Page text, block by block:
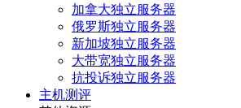
加拿大独立服务器
俄罗斯独立服务器
新加坡独立服务器
大带宽独立服务器
抗投诉独立服务器
主机测评